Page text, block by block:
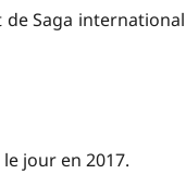
de Saga international
jour en 2017.